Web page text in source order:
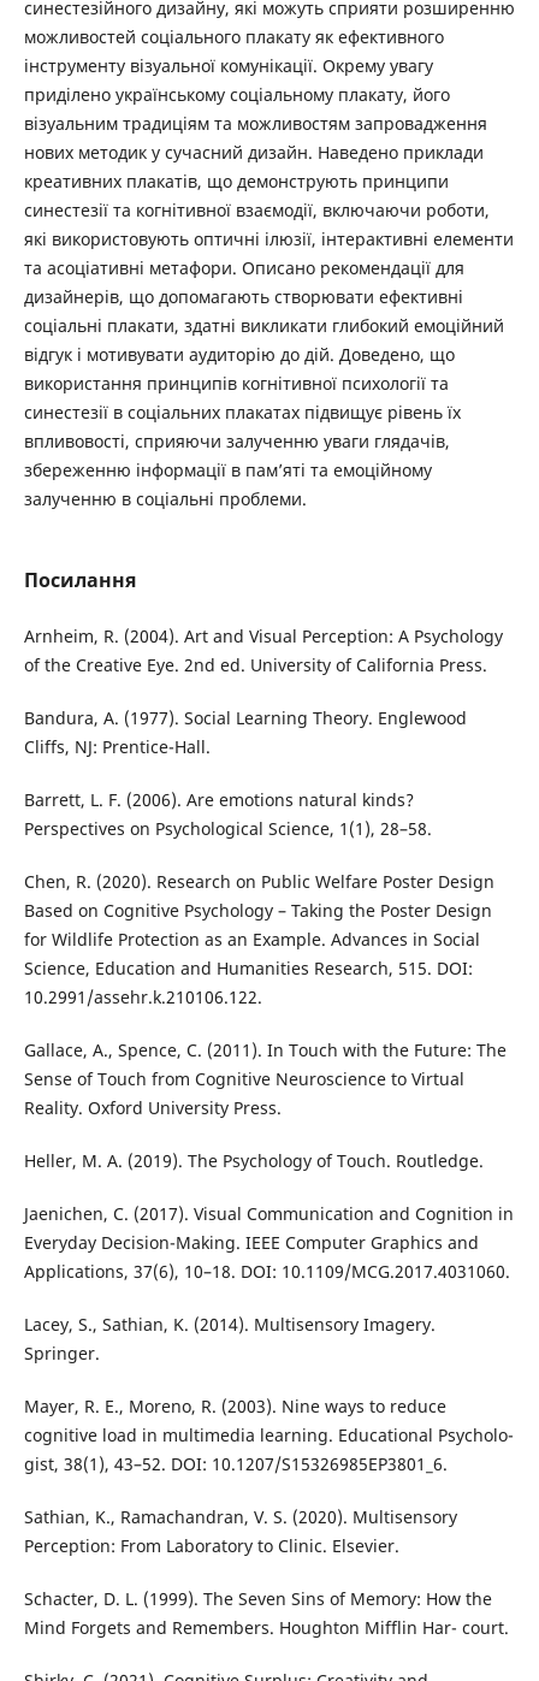
синестезійного дизайну, які можуть сприяти розширенню
можливостей соціального плакату як ефективного
інструменту візуальної комунікації. Окрему увагу
приділено українському соціальному плакату, його
візуальним традиціям та можливостям запровадження
нових методик у сучасний дизайн. Наведено приклади
креативних плакатів, що демонструють принципи
синестезії та когнітивної взаємодії, включаючи роботи,
які використовують оптичні ілюзії, інтерактивні елементи
та асоціативні метафори. Описано рекомендації для
дизайнерів, що допомагають створювати ефективні
соціальні плакати, здатні викликати глибокий емоційний
відгук і мотивувати аудиторію до дій. Доведено, що
використання принципів когнітивної психології та
синестезії в соціальних плакатах підвищує рівень їх
впливовості, сприяючи залученню уваги глядачів,
збереженню інформації в пам’яті та емоційному
залученню в соціальні проблеми.
Посилання
Arnheim, R. (2004). Art and Visual Perception: A Psychology
of the Creative Eye. 2nd ed. University of California Press.
Bandura, A. (1977). Social Learning Theory. Englewood
Cliffs, NJ: Prentice-Hall.
Barrett, L. F. (2006). Are emotions natural kinds?
Perspectives on Psychological Science, 1(1), 28–58.
Chen, R. (2020). Research on Public Welfare Poster Design
Based on Cognitive Psychology – Taking the Poster Design
for Wildlife Protection as an Example. Advances in Social
Science, Education and Humanities Research, 515. DOI:
10.2991/assehr.k.210106.122.
Gallace, A., Spence, C. (2011). In Touch with the Future: The
Sense of Touch from Cognitive Neuroscience to Virtual
Reality. Oxford University Press.
Heller, M. A. (2019). The Psychology of Touch. Routledge.
Jaenichen, C. (2017). Visual Communication and Cognition in
Everyday Decision-Making. IEEE Computer Graphics and
Applications, 37(6), 10–18. DOI: 10.1109/MCG.2017.4031060.
Lacey, S., Sathian, K. (2014). Multisensory Imagery.
Springer.
Mayer, R. E., Moreno, R. (2003). Nine ways to reduce
cognitive load in multimedia learning. Educational Psycholo-
gist, 38(1), 43–52. DOI: 10.1207/S15326985EP3801_6.
Sathian, K., Ramachandran, V. S. (2020). Multisensory
Perception: From Laboratory to Clinic. Elsevier.
Schacter, D. L. (1999). The Seven Sins of Memory: How the
Mind Forgets and Remembers. Houghton Mifflin Har- court.